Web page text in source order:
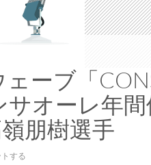
ミ
ア
ム
ク
シ
ョ
ー
ーブ「
サオーレ年間
朋樹選手
する